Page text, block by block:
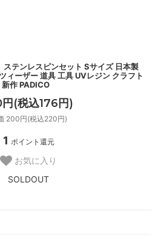
テンレスピンセット Sサイズ 日本製
ィーザー 道具 工具 UVレジン クラフト
作 PADICO
(税込176円)
200円(税込220円)
1 ポイント還元
お気に入り
SOLDOUT